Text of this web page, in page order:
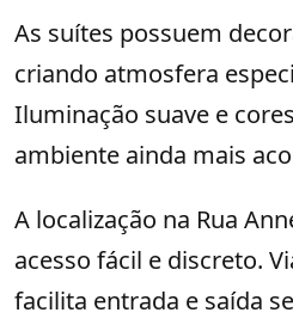
As suítes possuem
criando atmosfera
Iluminação suave e
ambiente ainda mais
A localização na Rua
acesso fácil e discreto.
facilita entrada e saída